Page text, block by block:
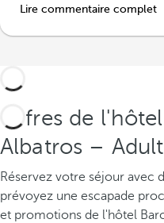
Lire commentaire complet
Offres de
Albatros –
Réservez votre séjour avec
prévoyez une escapade
et promotions de l'hôtel